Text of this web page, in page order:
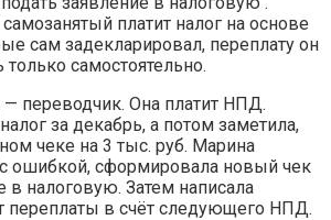
платит налог на основе
сам задекларировал, переплату он
самостоятельно.
переводчик. Она платит НПД.
за декабрь, а потом заметила,
чеке на 3 тыс. руб. Марина
ошибкой, сформировала новый чек
в налоговую. Затем написала
переплаты в счёт следующего НПД.